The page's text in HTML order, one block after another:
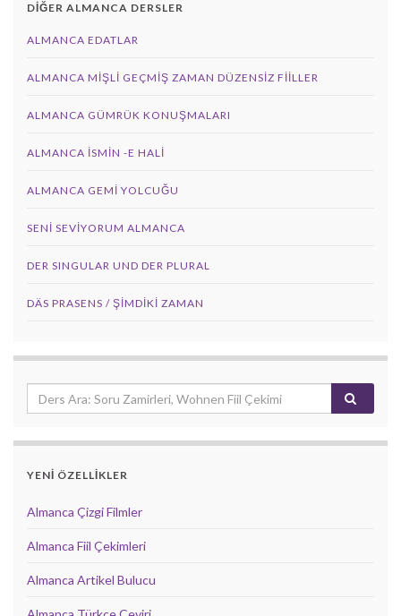
DİĞER ALMANCA DERSLER
ALMANCA EDATLAR
ALMANCA MIŞLI GEÇMIŞ ZAMAN DÜZENSIZ FIILLER
ALMANCA GÜMRÜK KONUŞMALARI
ALMANCA İSMIN -E HALI
ALMANCA GEMI YOLCUĞU
SENI SEVIYORUM ALMANCA
DER SINGULAR UND DER PLURAL
DÄS PRASENS / ŞİMDİKİ ZAMAN
YENİ ÖZELLİKLER
Almanca Çizgi Filmler
Almanca Fiil Çekimleri
Almanca Artikel Bulucu